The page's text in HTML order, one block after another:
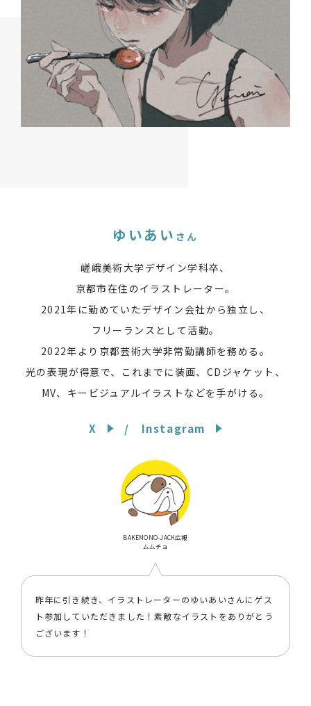
ゆいあい さん
嵯峨美術大学デザイン学科卒、
京都市在住のイラストレーター。
2021年に勤めていたデザイン会社から独立し、
フリーランスとして活動。
2022年より京都芸術大学非常勤講師を務める。
光の表現が得意で、これまでに装画、CDジャケット、
MV、キービジュアルイラストなどを手がける。
X Instagram
BAKEMONO-JACK広報
ムムチョ
昨年に引き続き、イラストレーターのゆいあいさんにゲス
ト参加していただきました！素敵なイラストをありがとう
ございます！